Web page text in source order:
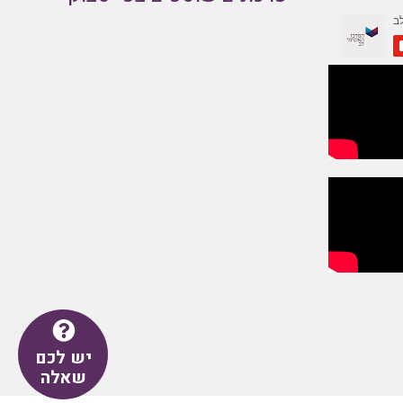
יש לכם
שאלה